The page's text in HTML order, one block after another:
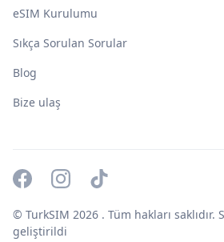
eSIM Kurulumu
Sıkça Sorulan Sorular
Blog
Bize ulaş
© TurkSIM 2026 . Tüm hakları
geliştirildi